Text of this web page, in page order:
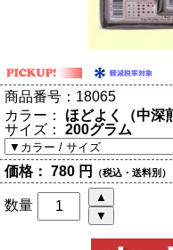
商品番号： 18065
カラー：
ほどよく（中深
サイズ：
200グラム
価格： 780 円 （税込・送料別）
数量